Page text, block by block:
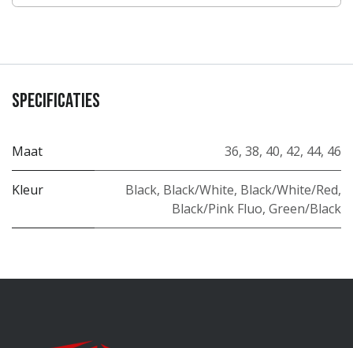
Specificaties
Maat 36, 38, 40, 42, 44, 46
Kleur Black, Black/White, Black/White/Red,
Black/Pink Fluo, Green/Black